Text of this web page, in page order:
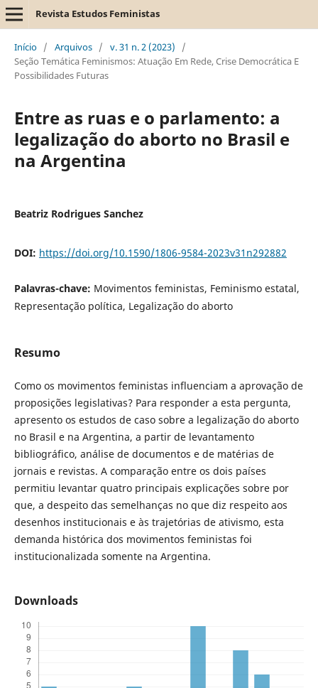
Revista Estudos Feministas
Início / Arquivos / v. 31 n. 2 (2023)
/
Seção Temática Feminismos: Atuação Em Rede, Crise Democrática E
Possibilidades Futuras
Entre as ruas e o parlamento: a
legalização do aborto no Brasil e
na Argentina
Beatriz Rodrigues Sanchez
DOI: https://doi.org/10.1590/1806-9584-2023v31n292882
Palavras-chave: Movimentos feministas, Feminismo estatal,
Representação política, Legalização do aborto
Resumo
Como os movimentos feministas influenciam a aprovação de
proposições legislativas? Para responder a esta pergunta,
apresento os estudos de caso sobre a legalização do aborto
no Brasil e na Argentina, a partir de levantamento
bibliográfico, análise de documentos e de matérias de
jornais e revistas. A comparação entre os dois países
permitiu levantar quatro principais explicações sobre por
que, a despeito das semelhanças no que diz respeito aos
desenhos institucionais e às trajetórias de ativismo, esta
demanda histórica dos movimentos feministas foi
institucionalizada somente na Argentina.
Downloads